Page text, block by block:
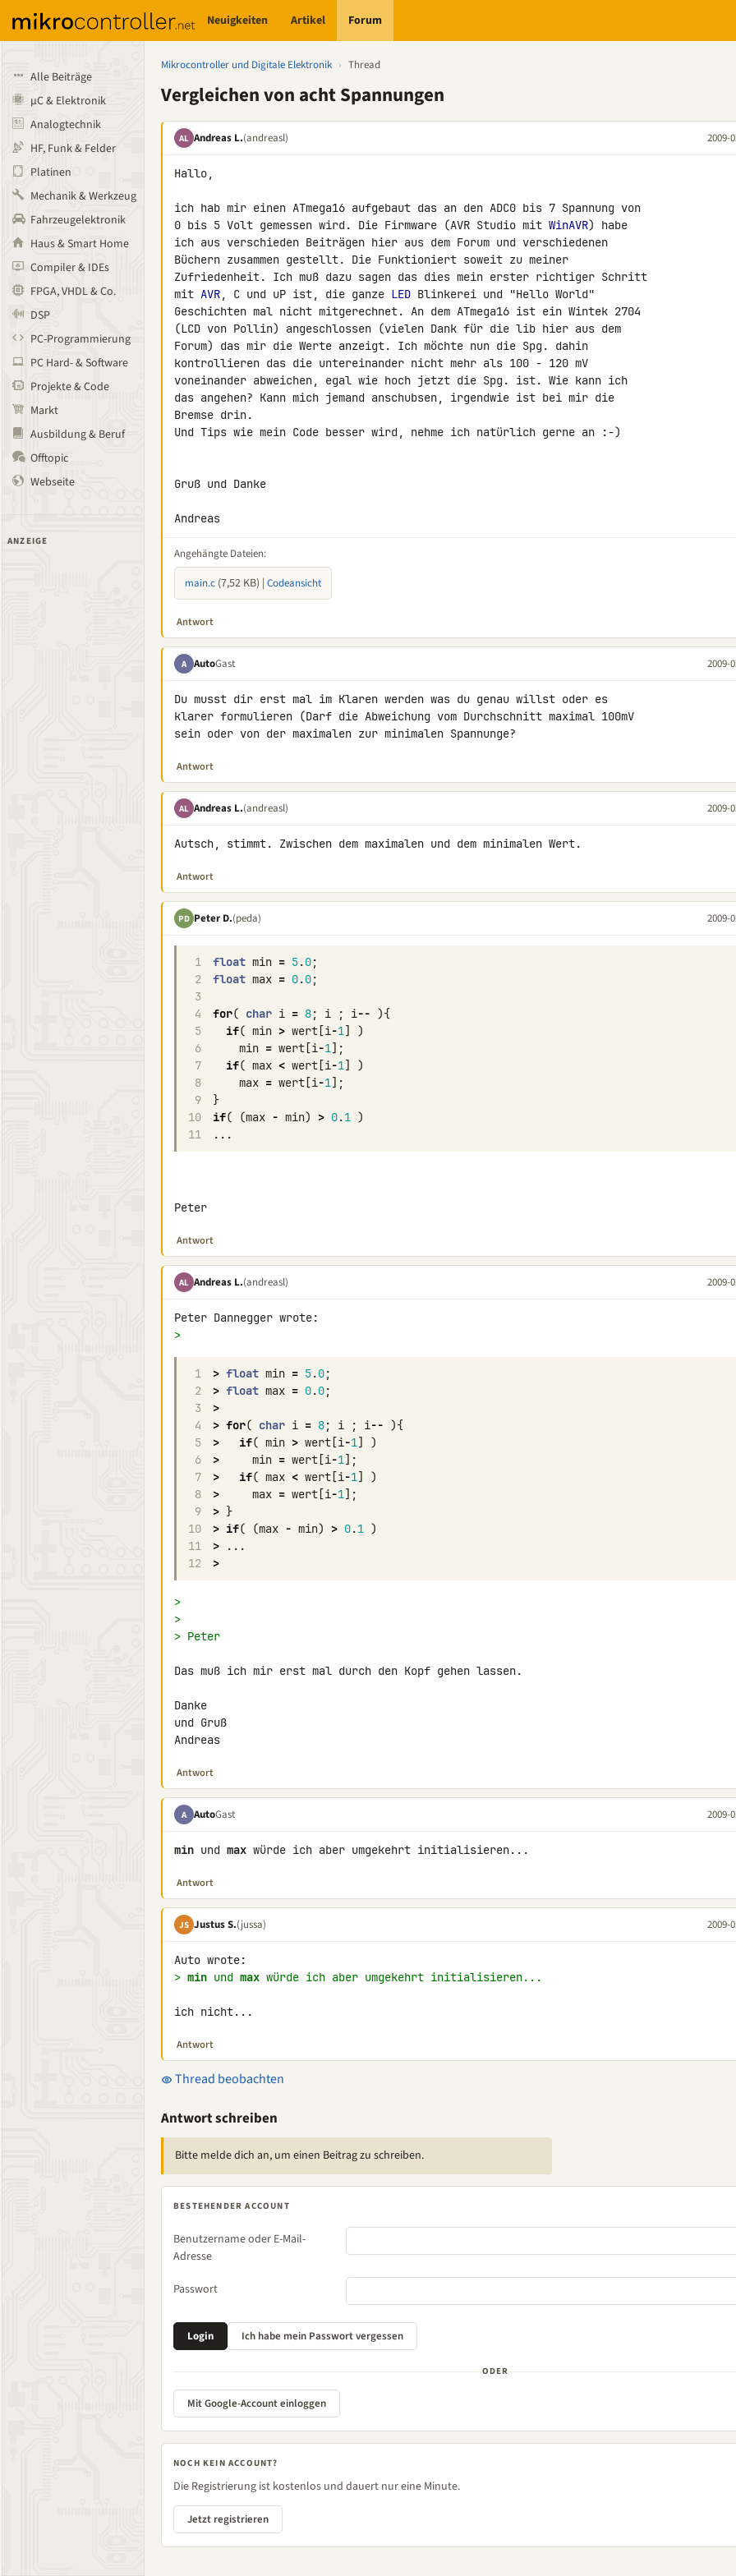
Neuigkeiten Artikel Forum
Alle Beiträge
µC & Elektronik
Analogtechnik
HF, Funk & Felder
Platinen
Mechanik & Werkzeug
Fahrzeugelektronik
Haus & Smart Home
Compiler & IDEs
FPGA, VHDL & Co.
DSP
PC-Programmierung
PC Hard- & Software
Projekte & Code
Markt
Ausbildung & Beruf
Offtopic
Webseite
ANZEIGE
Mikrocontroller und Digitale Elektronik › Thread
Vergleichen von acht Spannungen
AL Andreas L.(andreasl) 2009-
Hallo,
ich hab mir einen ATmega16 aufgebaut das an den ADC0 bis 7 Spannung von
0 bis 5 Volt gemessen wird. Die Firmware (AVR Studio mit WinAVR) habe
ich aus verschieden Beiträgen hier aus dem Forum und verschiedenen
Büchern zusammen gestellt. Die Funktioniert soweit zu meiner
Zufriedenheit. Ich muß dazu sagen das dies mein erster richtiger Schritt
mit AVR, C und uP ist, die ganze LED Blinkerei und "Hello World"
Geschichten mal nicht mitgerechnet. An dem ATmega16 ist ein Wintek 2704
(LCD von Pollin) angeschlossen (vielen Dank für die lib hier aus dem
Forum) das mir die Werte anzeigt. Ich möchte nun die Spg. dahin
kontrollieren das die untereinander nicht mehr als 100 - 120 mV
voneinander abweichen, egal wie hoch jetzt die Spg. ist. Wie kann ich
das angehen? Kann mich jemand anschubsen, irgendwie ist bei mir die
Bremse drin.
Und Tips wie mein Code besser wird, nehme ich natürlich gerne an :-)
Gruß und Danke
Andreas
Angehängte Dateien:
main.c (7,52 KB) | Codeansicht
Antwort
A AutoGast 2009-
Du musst dir erst mal im Klaren werden was du genau willst oder es
klarer formulieren (Darf die Abweichung vom Durchschnitt maximal 100mV
sein oder von der maximalen zur minimalen Spannunge?
Antwort
AL Andreas L.(andreasl) 2009-
Autsch, stimmt. Zwischen dem maximalen und dem minimalen Wert.
Antwort
PD Peter D.(peda) 2009-
1 float min = 5.0;
2
float max = 0.0;
3
4
for( char i = 8; i ; i-- ){
5
if( min > wert [i-1]
)
6
min = wert [i-1];
7
if( max < wert [i-1]
)
8
max = wert [i-1];
9
}
10
if( (max - min) > 0.1 )
11
...
Peter
Antwort
AL Andreas L.(andreasl) 2009-
>
1 > float min = 5.0;
2
> float max = 0.0;
3
>
4
> for( char i = 8; i ; i-- ){
5
> if( min > wert [i-1]
)
6
> min = wert [i-1];
7
> if( max < wert [i-1]
)
8
> max = wert [i-1];
9
> }
10
> if( (max - min) > 0.1 )
11
>
...
12
>
>
>
> Peter
Das muß ich mir erst mal durch den Kopf gehen lassen.
Danke
und Gruß
Andreas
Antwort
A AutoGast 2009-
min und max würde ich aber umgekehrt initialisieren...
Antwort
JS Justus S.(jussa) 2009-
> min und max würde ich aber umgekehrt initialisieren...
ich nicht...
Antwort
Thread beobachten
Antwort schreiben
Bitte melde dich an, um einen Beitrag zu schreiben.
BESTEHENDER ACCOUNT
Benutzername oder E-Mail-
Adresse
Passwort
ODER
Mit Google-Account einloggen
NOCH KEIN ACCOUNT?
Die Registrierung ist kostenlos und dauert nur eine Minute.
Jetzt registrieren